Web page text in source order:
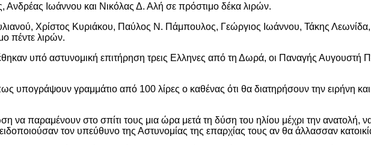
Ιωάννου και Νικόλας Δ. Αλή σε πρόστιμο δέκα λιρών.
Χρίστος Κυριάκου, Παύλος Ν. Πάμπουλος, Γεώργιος Ιωάννου, Τάκης
πέντε λιρών.
υπό αστυνομική επιτήρηση τρεις Ελληνες από τη Δωρά, οι Παναγής Αυγουστή
υπογράψουν γραμμάτιο από 100 λίρες ο καθένας ότι θα διατηρήσουν την ειρήνη
να παραμένουν στο σπίτι τους μια ώρα μετά τη δύση του ηλίου μέχρι την ανατολή,
τον υπεύθυνο της Αστυνομίας της επαρχίας τους αν θα άλλασσαν